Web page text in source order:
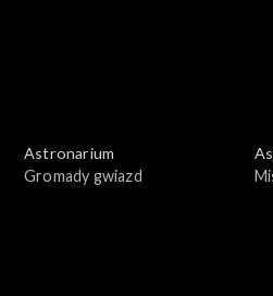
Astronarium
Gromady gwiazd